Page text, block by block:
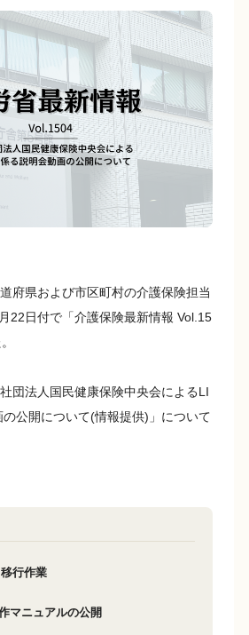
c
e
b
o
o
k
e
府県および市区町村の介護保険担当
22日付で「介護保険最新情報 Vol.15
団法人国民健康保険中央会によるLI
公開について(情報提供)」について
行作業
マニュアルの公開